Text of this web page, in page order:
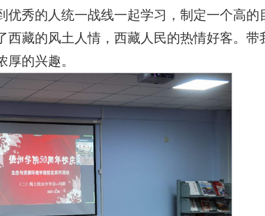
秀的人统一战线一起学习，制定一个高的
藏的风土人情，西藏人民的热情好客。带
的兴趣。